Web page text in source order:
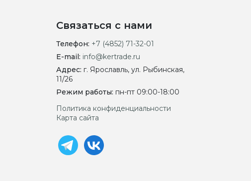
Связаться с нами
Телефон: +7 (4852) 71-32-01
E-mail: info@kertrade.ru
Адрес: г. Ярославль, ул. Рыбинская,
11/26
Режим работы: пн-пт 09:00-18:00
Политика конфиденциальности
Карта сайта